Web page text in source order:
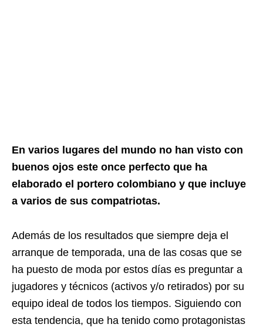
En varios lugares del mundo no han visto con
buenos ojos este once perfecto que ha
elaborado el portero colombiano y que incluye
a varios de sus compatriotas.
Además de los resultados que siempre deja el
arranque de temporada, una de las cosas que se
ha puesto de moda por estos días es preguntar a
jugadores y técnicos (activos y/o retirados) por su
equipo ideal de todos los tiempos. Siguiendo con
esta tendencia, que ha tenido como protagonistas